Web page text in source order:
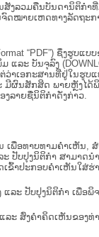
ລວມຄືນບັນດານິຕິກໍາ
ໝາຍເຫດທາງລັດຖະ
“PDF”) ຊຶ່ງຮູບແ
ລະ ບັນຈຸລົງ
າເອກະສານທີ່ຢູ່ໃນຮູບ
ຜົນສັກສິດ ພາຍຫຼັງໄດ້
ລາຍຊື່ນິຕິກໍາດັ່ງກ່າວ.
ພື່ອທາບທາມຄຳເຫັນ,
ງນິຕິກໍາ ສາມາດນຳເ
າປະກອບຄໍາເຫັນໃສ່ຮ່າ
ລະ ປັບປຸງນິຕິກຳ ເພື່ອພິຈ
ະ ສົ່ງຄຳຄິດເຫັນຂອງທ່